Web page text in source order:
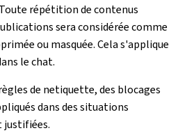
répétition de contenus
sera considérée comme
ou masquée. Cela s'applique
le chat.
de netiquette, des blocages
dans des situations
justifiées.